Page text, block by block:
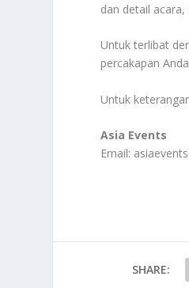
dan detail
Untuk terlibat
percakapan
Untuk
Asia Events
Email:
SHARE: